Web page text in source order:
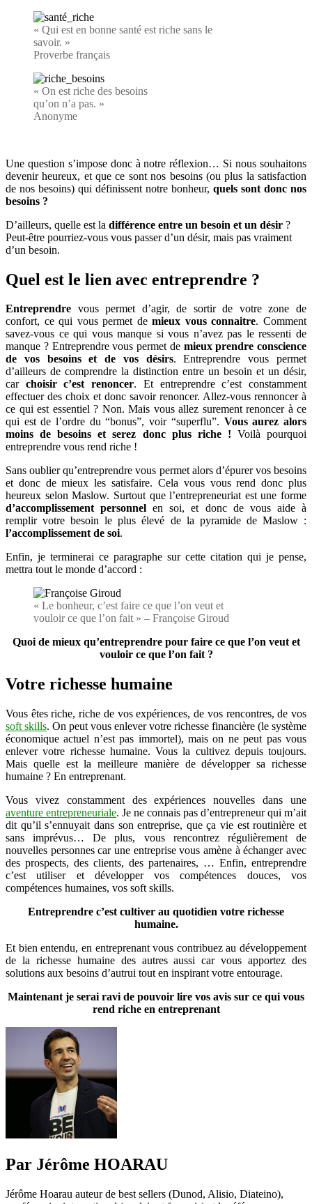
« Qui est en bonne santé est riche sans le
savoir. »
Proverbe français
« On est riche des besoins
qu’on n’a pas. »
Anonyme
Une question s’impose donc à notre réflexion… Si nous souhaitons
devenir heureux, et que ce sont nos besoins (ou plus la satisfaction
de nos besoins) qui définissent notre bonheur, quels sont donc nos
besoins ?
D’ailleurs, quelle est la différence entre un besoin et un désir ?
Peut-être pourriez-vous vous passer d’un désir, mais pas vraiment
d’un besoin.
Quel est le lien avec entreprendre ?
Entreprendre vous permet d’agir, de sortir de votre zone de
confort, ce qui vous permet demieux vous connaitre. Comment
savez-vous ce qui vous manque si vous n’avez pas le ressenti de
manque ? Entreprendre vous permet de mieux prendre conscience
de vos besoins et de vos désirs. Entreprendre vous permet
d’ailleurs de comprendre la distinction entre un besoin et un désir,
car choisir c’est renoncer. Et entreprendre c’est constamment
effectuer des choix et donc savoir renoncer. Allez-vous rennoncer à
ce qui est essentiel ? Non. Mais vous allez surement renoncer à ce
qui est de l’ordre du “bonus”, voir “superflu”. Vous aurez alors
moins de besoins et serez donc plus riche ! Voilà pourquoi
entreprendre vous rend riche !
Sans oublier qu’entreprendre vous permet alors d’épurer vos besoins
et donc de mieux les satisfaire. Cela vous vous rend donc plus
heureux selon Maslow. Surtout que l’entrepreneuriat est une forme
d’accomplissement personnel en soi, et donc de vous aide à
remplir votre besoin le plus élevé de la pyramide de Maslow :
l’accomplissement de soi.
Enfin, je terminerai ce paragraphe sur cette citation qui je pense,
mettra tout le monde d’accord :
« Le bonheur, c’est faire ce que l’on veut et
vouloir ce que l’on fait » – Françoise Giroud
Quoi de mieux qu’entreprendre pour faire ce que l’on veut et
vouloir ce que l’on fait ?
Votre richesse humaine
Vous êtes riche, riche de vos expériences, de vos rencontres, de vos
soft skills. On peut vous enlever votre richesse financière (le système
économique actuel n’est pas immortel), mais on ne peut pas vous
enlever votre richesse humaine. Vous la cultivez depuis toujours.
Mais quelle est la meilleure manière de développer sa richesse
humaine ? En entreprenant.
Vous vivez constamment des expériences nouvelles dans une
aventure entrepreneuriale. Je ne connais pas d’entrepreneur qui m’ait
dit qu’il s’ennuyait dans son entreprise, que ça vie est routinière et
sans imprévus… De plus, vous rencontrez régulièrement de
nouvelles personnes car une entreprise vous amène à échanger avec
des prospects, des clients, des partenaires, … Enfin, entreprendre
c’est utiliser et développer vos compétences douces, vos
compétences humaines, vos soft skills.
Entreprendre c’est cultiver au quotidien votre richesse
humaine.
Et bien entendu, en entreprenant vous contribuez au développement
de la richesse humaine des autres aussi car vous apportez des
solutions aux besoins d’autrui tout en inspirant votre entourage.
Maintenant je serai ravi de pouvoir lire vos avis sur ce qui vous
rend riche en entreprenant
Par Jérôme HOARAU
Jérôme Hoarau auteur de best sellers (Dunod, Alisio, Diateino),